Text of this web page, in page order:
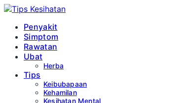
Penyakit
Simptom
Rawatan
Ubat
Herba
Tips
Keibubapaan
Kehamilan
Kesihatan Mental